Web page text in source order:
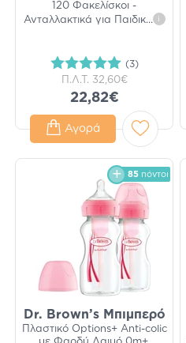
120 Φακελίσκοι -
Ανταλλακτικά για Παιδικ... i
(3)
Π.Λ.Τ. 32,60€
22,82€
Αγορά
85 πόντοι
Dr. Brown’s Μπιμπερό
Πλαστικό Options+ Anti-colic